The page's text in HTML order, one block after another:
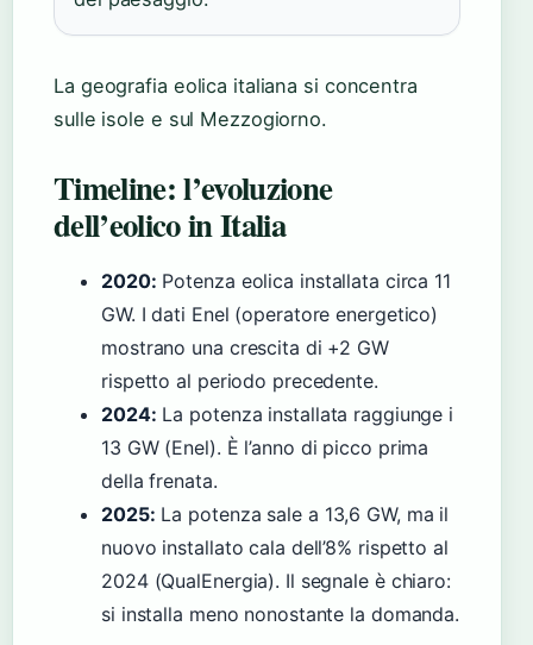
La geografia eolica italiana si concentra
sulle isole e sul Mezzogiorno.
Timeline: l’evoluzione
dell’eolico in Italia
2020: Potenza eolica installata circa 11
GW. I dati Enel (operatore energetico)
mostrano una crescita di +2 GW
rispetto al periodo precedente.
2024: La potenza installata raggiunge i
13 GW (Enel). È l’anno di picco prima
della frenata.
2025: La potenza sale a 13,6 GW, ma il
nuovo installato cala dell’8% rispetto al
2024 (QualEnergia). Il segnale è chiaro:
si installa meno nonostante la domanda.